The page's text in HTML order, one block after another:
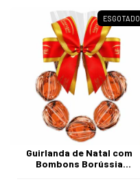
ESGOTADO
Guirlanda de Natal com
Bombons Borússia